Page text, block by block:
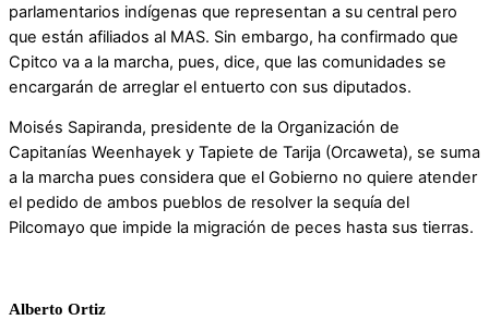
parlamentarios indígenas que representan a su central pero
que están afiliados al MAS. Sin embargo, ha confirmado que
Cpitco va a la marcha, pues, dice, que las comunidades se
encargarán de arreglar el entuerto con sus diputados.
Moisés Sapiranda, presidente de la Organización de
Capitanías Weenhayek y Tapiete de Tarija (Orcaweta), se suma
a la marcha pues considera que el Gobierno no quiere atender
el pedido de ambos pueblos de resolver la sequía del
Pilcomayo que impide la migración de peces hasta sus tierras.
Alberto Ortiz